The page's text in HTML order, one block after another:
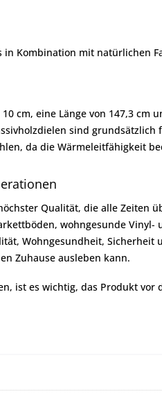
Kombination mit natürlichen
cm, eine Länge von 147,3
sind
da die Wärmeleitfähigkeit
Qualität, die alle
wohngesunde
Wohngesundheit,
Zuhause ausleben kann.
ist es wichtig, das Produkt